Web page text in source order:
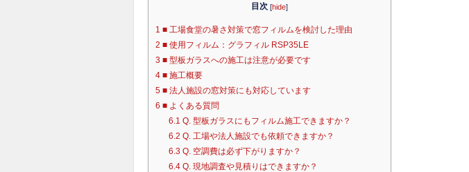
目次 [hide]
1 ■ 工場食堂の暑さ対策で窓フィルムを検討した理由
2 ■ 使用フィルム：グラフィル RSP35LE
3 ■ 型板ガラスへの施工は注意が必要です
4 ■ 施工概要
5 ■ 法人施設の窓対策にも対応しています
6 ■ よくある質問
6.1 Q. 型板ガラスにもフィルム施工できますか？
6.2 Q. 工場や法人施設でも依頼できますか？
6.3 Q. 空調費は必ず下がりますか？
6.4Q. 現地調査や見積りはできますか？